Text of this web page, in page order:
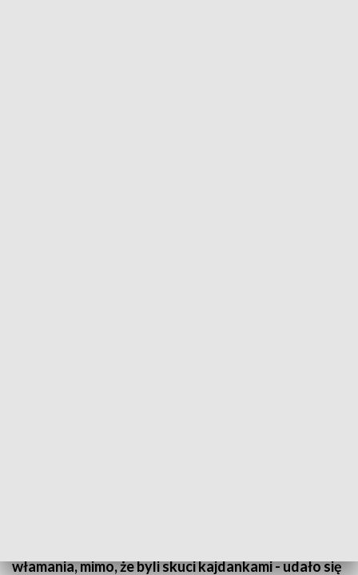
włamania, mimo, że byli skuci kajdankami - udało się